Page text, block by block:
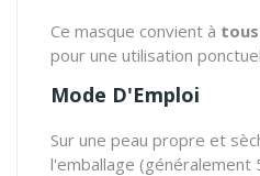
Ce masque convient à
pour une utilisation
Mode D'Emploi
Sur une peau propre et
l'emballage (généralement